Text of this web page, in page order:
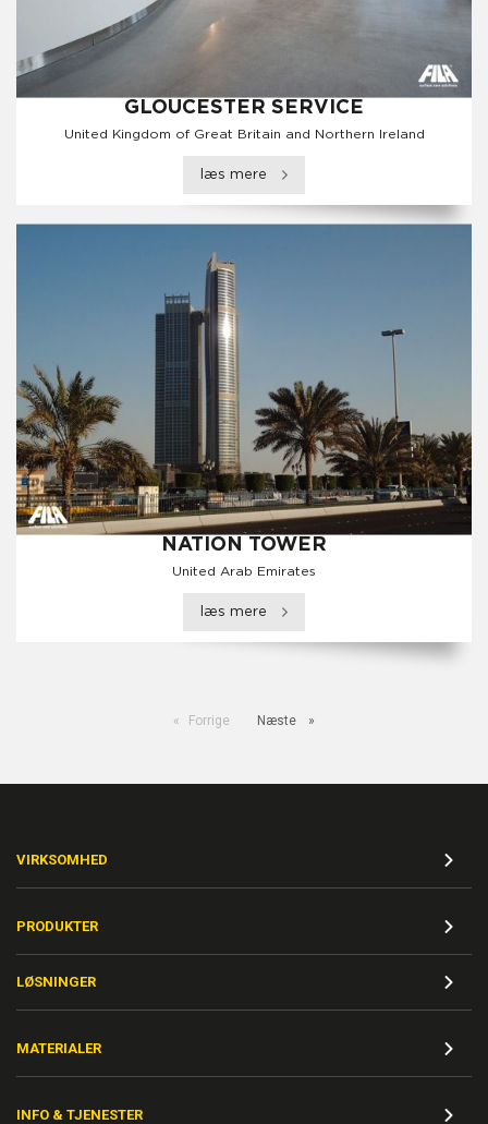
GLOUCESTER SERVICE
United Kingdom of Great Britain and Northern Ireland
læs mere
NATION TOWER
United Arab Emirates
læs mere
Forrige Næste
VIRKSOMHED
PRODUKTER
LØSNINGER
MATERIALER
INFO & TJENESTER